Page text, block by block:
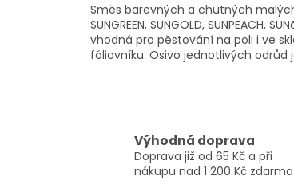
Směs barevných a chutných
SUNGREEN, SUNGOLD, SUNPEACH,
vhodná pro pěstování na poli i ve
fóliovníku. Osivo jednotlivých odrůd
Výhodná doprava
Doprava již od 65 Kč a při
nákupu nad 1 200 Kč zdarma